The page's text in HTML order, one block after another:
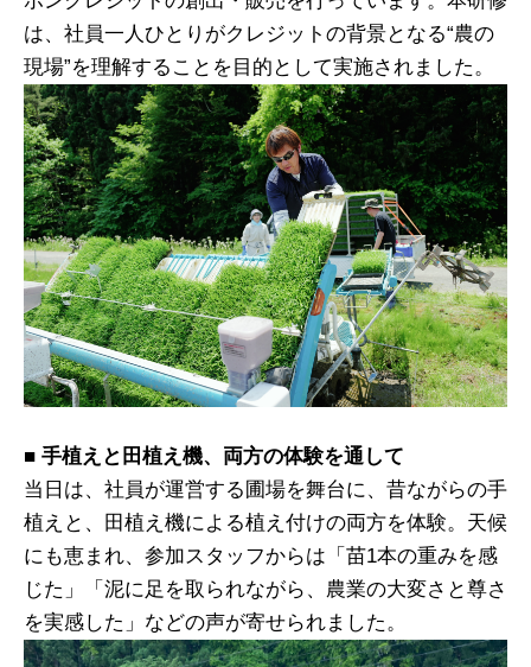
は、社員一人ひとりがクレジットの背景となる“農の
現場”を理解することを目的として実施されました。
■ 手植えと田植え機、両方の体験を通して
当日は、社員が運営する圃場を舞台に、昔ながらの手
植えと、田植え機による植え付けの両方を体験。天候
にも恵まれ、参加スタッフからは「苗1本の重みを感
じた」「泥に足を取られながら、農業の大変さと尊さ
を実感した」などの声が寄せられました。